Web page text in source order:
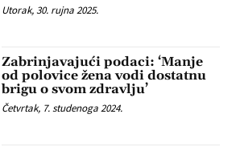
Utorak, 30. rujna 2025.
Zabrinjavajući podaci: ‘Manje
od polovice žena vodi dostatnu
brigu o svom zdravlju’
Četvrtak, 7. studenoga 2024.